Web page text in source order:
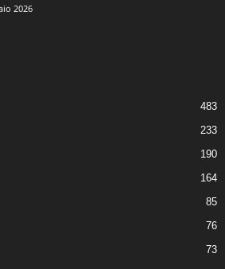
2026
483
233
190
164
85
76
73